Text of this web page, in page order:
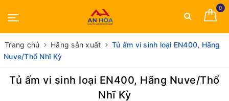
0
Trang chủ Hãng sản xuất
Tủ ấm vi sinh loại EN400, Hãng
Nuve/Thổ Nhĩ Kỳ
Tủ ấm vi sinh loại EN400, Hãng Nuve/Thổ
Nhĩ Kỳ